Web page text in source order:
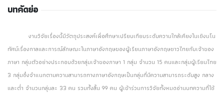
บทคัดย่อ
งานวิจัยเรื่องนี้มีวัตถุประสงค์เพื่อศึกษาเปรียบเทียบระดับความใกล้เคียงในเชิงมโน
ทัศน์เรื่องกาลและการณ์ลักษณะในภาษาอังกฤษของผู้เรียนภาษาอังกฤษชาวไทยกับเจ้าของ
ภาษา กลุ่มตัวอย่างประกอบด้วยกลุ่มเจ้าของภาษา 1 กลุ่ม จำนวน 15 คนและกลุ่มผู้เรียนไทย
3 กลุ่มซึ่งจำแนกตามความสามารถทางภาษาอังกฤษเป็นกลุ่มที่มีความสามารถระดับสูง กลาง
และต่ำ จำนวนกลุ่มละ 33 คน รวมทั้งสิ้น 99 คน ผู้เข้าร่วมการวิจัยทั้งหมดอ่านบทความที่ใช้